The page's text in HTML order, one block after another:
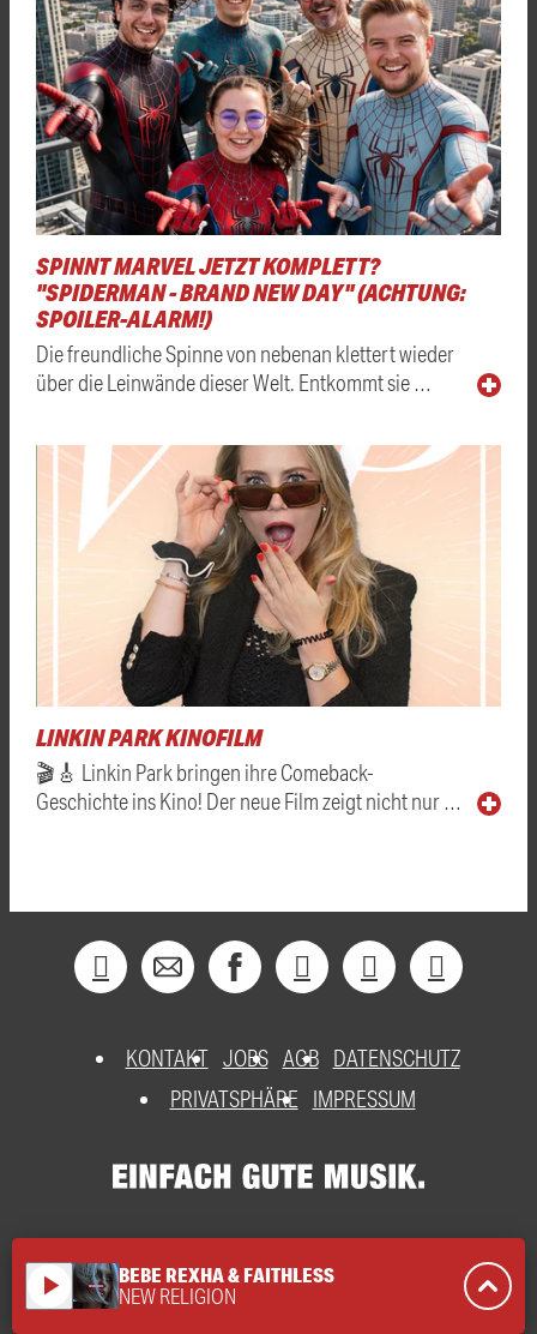
SPINNT MARVEL JETZT KOMPLETT?
"SPIDERMAN - BRAND NEW DAY" (ACHTUNG:
SPOILER-ALARM!)
Die freundliche Spinne von nebenan klettert wieder
über die Leinwände dieser Welt. Entkommt sie …
LINKIN PARK KINOFILM
🎬🎸 Linkin Park bringen ihre Comeback-
Geschichte ins Kino! Der neue Film zeigt nicht nur …
KONTAKT JOBS AGB DATENSCHUTZ
PRIVATSPHÄRE
IMPRESSUM
play_arrow BEBE REXHA & FAITHLESS
NEW RELIGION